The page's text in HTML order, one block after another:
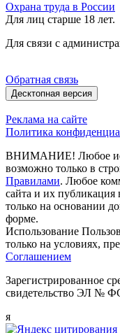
Охрана труда в России
Для лиц старше 18 лет.
Для связи с
Обратная связь
Десктопная версия
Реклама на сайте
Политика
ВНИМАНИЕ! Любое
возможно только в
Правилами. Любое
сайта и их публикация
только на основании
форме.
Использование
только на условиях,
Соглашением
Зарегистрированное
свидетельство ЭЛ №
я